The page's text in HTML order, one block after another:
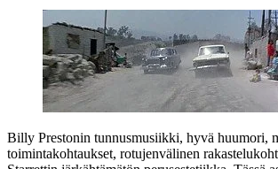
Billy Prestonin tunnusmusiikki, hyvä huumori,
toimintakohtaukset, rotujenvälinen